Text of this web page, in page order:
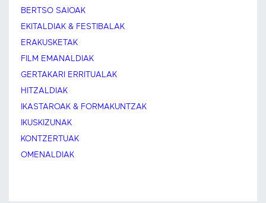
BERTSO SAIOAK
EKITALDIAK & FESTIBALAK
ERAKUSKETAK
FILM EMANALDIAK
GERTAKARI ERRITUALAK
HITZALDIAK
IKASTAROAK & FORMAKUNTZAK
IKUSKIZUNAK
KONTZERTUAK
OMENALDIAK